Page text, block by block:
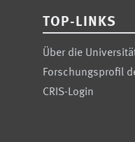
TOP-LINKS
Über die
Forschungsprofil
CRIS-Login